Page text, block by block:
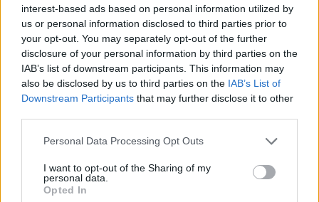
interest-based ads based on personal information utilized by
us or personal information disclosed to third parties prior to
your opt-out. You may separately opt-out of the further
disclosure of your personal information by third parties on the
IAB’s list of downstream participants. This information may
also be disclosed by us to third parties on the IAB’s List of
Downstream Participants that may further disclose it to other
Personal Data Processing Opt Outs
I want to opt-out of the Sharing of my
personal data.
Opted In
8 Ago 2026
Il Monastir riparte dai pilastri Masia, Pinna e
Aloia, il primo acquisto è Loru
7 Ago 2026
DPCM 3 dicembre, per il calcio dilettantistico
L'Ilva si completa con Markic, Contucci,
Carlucci, Bevilacqua, Solinas, Souare e Galic